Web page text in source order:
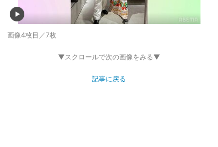
画像4枚目／7枚
▼スクロールで次の画像をみる▼
記事に戻る